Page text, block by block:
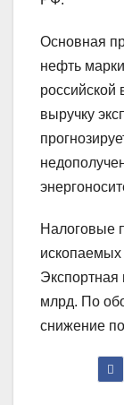
Основная
нефть
выручку
Налоговые
ископаемых
млрд. По
снижение